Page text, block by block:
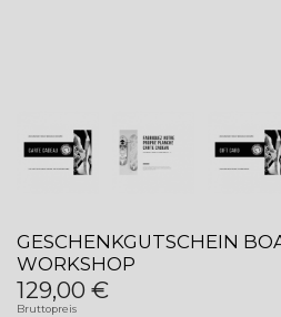
GESCHENKGUTSCHEIN
WORKSHOP
129,00 €
Bruttopreis